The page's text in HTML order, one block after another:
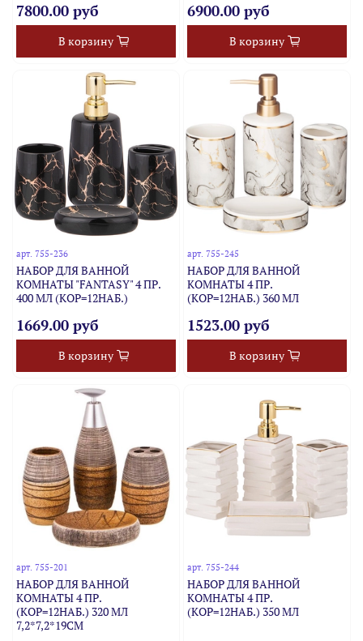
7800.00 руб
В корзину
6900.00 руб
В корзину
арт.755-236
НАБОР ДЛЯ ВАННОЙ
КОМНАТЫ "FANTASY" 4 ПР.
400 МЛ (КОР=12НАБ.)
1669.00 руб
В корзину
арт. 755-245
НАБОР ДЛЯ ВАННОЙ
КОМНАТЫ 4 ПР.
(КОР=12НАБ.) 360 МЛ
1523.00 руб
В корзину
арт.755-201
НАБОР ДЛЯ ВАННОЙ
КОМНАТЫ 4 ПР.
(КОР=12НАБ.) 320 МЛ
7,2*7,2*19СМ
арт. 755-244
НАБОР ДЛЯ ВАННОЙ
КОМНАТЫ 4 ПР.
(КОР=12НАБ.) 350 МЛ